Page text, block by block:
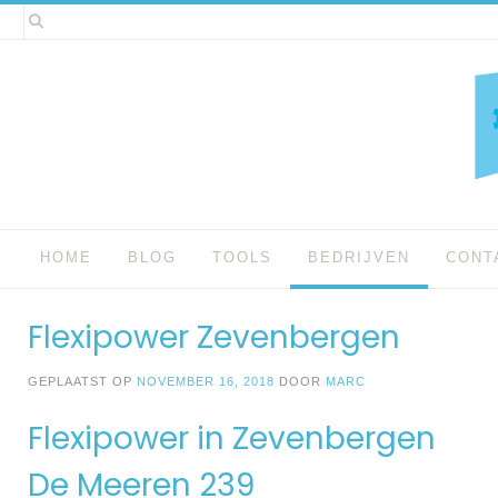
Spring
naar
HOME BLOG TOOLS BEDRIJVEN
Flexipower Zevenbergen
GEPLAATST OP NOVEMBER 16, 2018 DOOR MARC
Flexipower in Zevenbergen
De Meeren 239